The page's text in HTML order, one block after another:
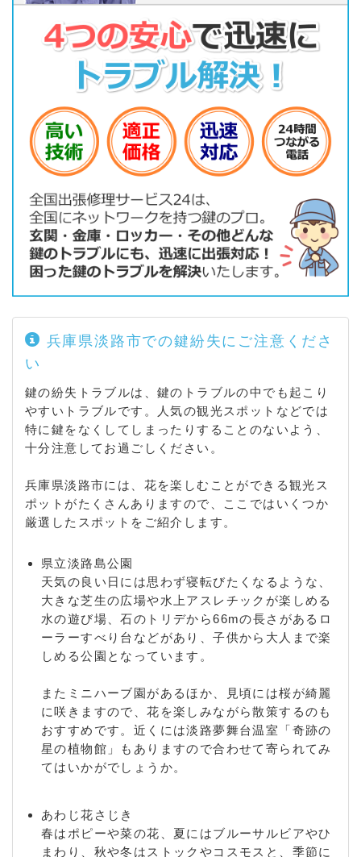
/ 柳沢 / 山田 / 夢舞台
兵庫県淡路市での鍵紛失にご注意くださ
い
鍵の紛失トラブルは、鍵のトラブルの中でも起こり
やすいトラブルです。人気の観光スポットなどでは
特に鍵をなくしてしまったりすることのないよう、
十分注意してお過ごしください。
兵庫県淡路市には、花を楽しむことができる観光ス
ポットがたくさんありますので、ここではいくつか
厳選したスポットをご紹介します。
県立淡路島公園
天気の良い日には思わず寝転びたくなるような、
大きな芝生の広場や水上アスレチックが楽しめる
水の遊び場、石のトリデから66mの長さがあるロ
ーラーすべり台などがあり、子供から大人まで楽
しめる公園となっています。
またミニハーブ園があるほか、見頃には桜が綺麗
に咲きますので、花を楽しみながら散策するのも
おすすめです。近くには淡路夢舞台温室「奇跡の
星の植物館」もありますので合わせて寄られてみ
てはいかがでしょうか。
あわじ花さじき
春はポピーや菜の花、夏にはブルーサルビアやひ
まわり、秋や冬はストックやコスモスと、季節に